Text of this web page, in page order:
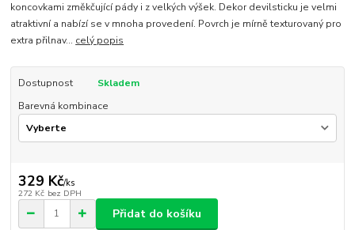
koncovkami změkčující pády i z velkých výšek. Dekor devilsticku je velmi
atraktivní a nabízí se v mnoha provedení. Povrch je mírně texturovaný pro
extra přilnav... celý popis
Dostupnost
Skladem
Barevná kombinace
329 Kč/ks
272 Kč bez DPH
Přidat do košíku